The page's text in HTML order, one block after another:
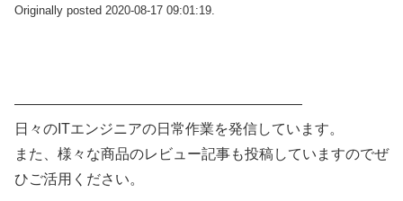
Originally posted 2020-08-17 09:01:19.
————————————————————
日々のITエンジニアの日常作業を発信しています。
また、様々な商品のレビュー記事も投稿していますのでぜ
ひご活用ください。